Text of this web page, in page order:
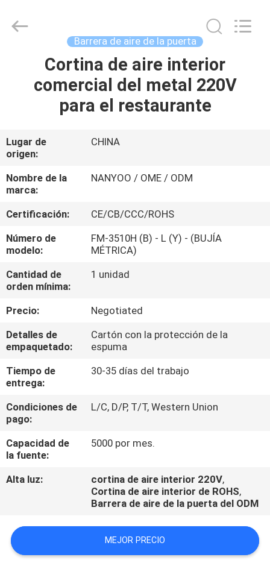
HOGAR
PRODUCTOS
SOBRE
NOSOTROS
VIAJE
DE
LA
DE
CALIDAD
ÉNTRENOS
EN
CONTACTO
CON
NOTICIAS
ventilationductfan.com.
Barrera de aire de la puerta
Cortina de aire interior
comercial del metal 220V
para el restaurante
Lugar de
origen:
CHINA
Nombre de la
marca:
NANYOO / OME / ODM
Certificación:
CE/CB/CCC/ROHS
Número de
modelo:
FM-3510H (B) - L (Y) - (BUJÍA
MÉTRICA)
Cantidad de
orden mínima:
1 unidad
Precio:
Negotiated
Detalles de
empaquetado:
Cartón con la protección de la
espuma
Tiempo de
entrega:
30-35 días del trabajo
Condiciones de
pago:
L/C, D/P, T/T, Western Union
Capacidad de
la fuente:
5000 por mes.
Alta luz: cortina de aire interior 220V,
Cortina de aire interior de ROHS,
Barrera de aire de la puerta del ODM
MEJOR PRECIO